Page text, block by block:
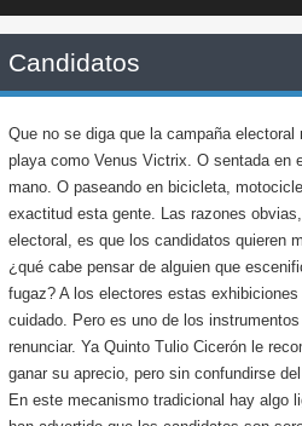
Candidatos
Que no se diga que la campaña
playa como Venus Victrix. O sentada en
mano. O paseando en bicicleta,
exactitud esta gente. Las razones
electoral, es que los candidatos quieren
¿qué cabe pensar de alguien que
fugaz? A los electores estas
cuidado. Pero es uno de los
renunciar. Ya Quinto Tulio Cicerón le
ganar su aprecio, pero sin confundirse
En este mecanismo tradicional hay algo